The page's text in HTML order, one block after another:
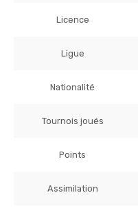
Licence
Ligue
Nationalité
Tournois joués
Points
Assimilation